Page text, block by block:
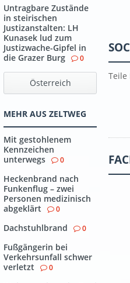
Untragbare Zustände
in steirischen
Justizanstalten: LH
Kunasek lud zum
Justizwache-Gipfel in
die Grazer Burg
0
Österreich
MEHR AUS ZELTWEG
Mit gestohlenem
Kennzeichen
unterwegs
0
Heckenbrand nach
Funkenflug – zwei
Personen medizinisch
abgeklärt
0
Dachstuhlbrand 0
Fußgängerin bei
Verkehrsunfall schwer
verletzt
0
Teile